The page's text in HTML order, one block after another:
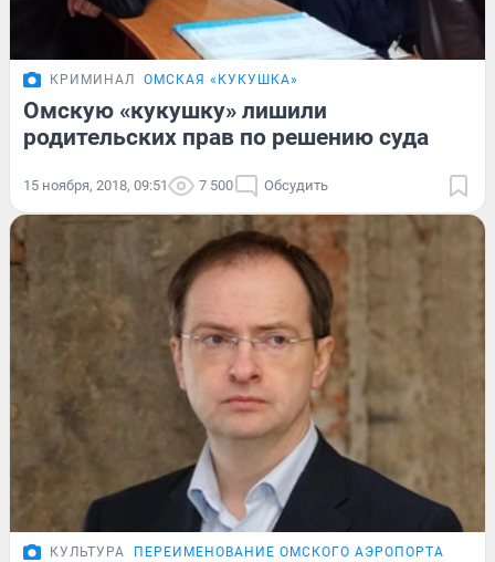
КРИМИНАЛ ОМСКАЯ «КУКУШКА»
Омскую «кукушку» лишили
родительских прав по решению суда
15 ноября, 2018, 09:51 7 500 Обсудить
КУЛЬТУРА ПЕРЕИМЕНОВАНИЕ ОМСКОГО АЭРОПОРТА